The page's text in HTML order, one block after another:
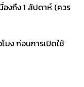
งถึง 1 สัปดาห์ (ควร
มง ก่อนการเปิดใช้